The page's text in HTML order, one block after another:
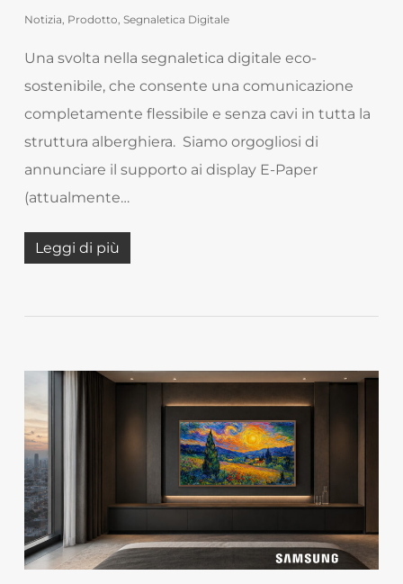
Notizia Prodotto Segnaletica Digitale
Una svolta nella segnaletica digitale eco-
sostenibile, che consente una comunicazione
completamente flessibile e senza cavi in tutta la
struttura alberghiera. Siamo orgogliosi di
annunciare il supporto ai display E-Paper
(attualmente…
Leggi di più